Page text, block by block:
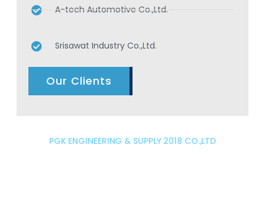
A-tech Automotive Co.,Ltd.
Srisawat Industry Co.,Ltd.
Our Clients
PGK ENGINEERING & SUPPLY 2018 CO.,LTD